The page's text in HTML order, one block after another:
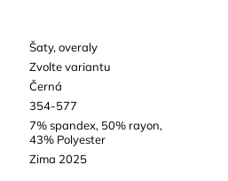
Šaty, overaly
Zvolte variantu
Černá
354-577
7% spandex, 50% rayon,
43% Polyester
Zima 2025